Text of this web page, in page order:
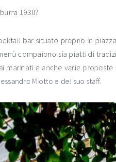
1930?
bar situato proprio in
compaiono sia piatti di
marinati e anche varie
Miotto e del suo staff.